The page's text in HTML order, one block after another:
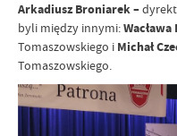
Arkadiusz Broniarek –
byli między innymi:Wacława
Tomaszowskiego i Michał
Tomaszowskiego.